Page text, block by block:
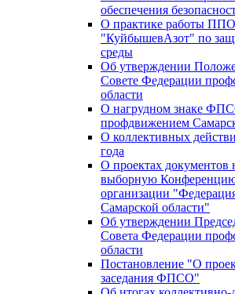
обеспечения
О практике работы
"КуйбышевАзот" по
среды
Об утверждении
Совете Федерации
области
О нагрудном знаке
профдвижением
О коллективных
года
О проектах документов
выборную
организации
Самарской области"
Об утверждении
Совета Федерации
области
Постановление "О
заседания ФПСО"